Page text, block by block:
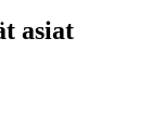
asiat